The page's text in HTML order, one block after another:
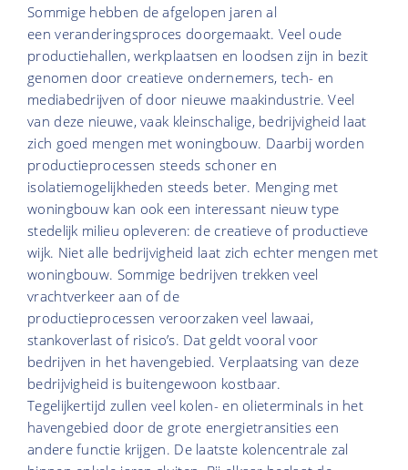
Sommige hebben de afgelopen jaren al
een veranderingsproces doorgemaakt. Veel oude
productiehallen, werkplaatsen en loodsen zijn in bezit
genomen door creatieve ondernemers, tech- en
mediabedrijven of door nieuwe maakindustrie. Veel
van deze nieuwe, vaak kleinschalige, bedrijvigheid laat
zich goed mengen met woningbouw. Daarbij worden
productieprocessen steeds schoner en
isolatiemogelijkheden steeds beter. Menging met
woningbouw kan ook een interessant nieuw type
stedelijk milieu opleveren: de creatieve of productieve
wijk. Niet alle bedrijvigheid laat zich echter mengen met
woningbouw. Sommige bedrijven trekken veel
vrachtverkeer aan of de
productieprocessen veroorzaken veel lawaai,
stankoverlast of risico’s. Dat geldt vooral voor
bedrijven in het havengebied. Verplaatsing van deze
bedrijvigheid is buitengewoon kostbaar.
Tegelijkertijd zullen veel kolen- en olieterminals in het
havengebied door de grote energietransities een
andere functie krijgen. De laatste kolencentrale zal